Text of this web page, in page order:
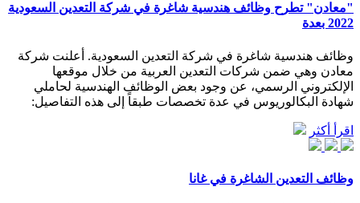
"معادن" تطرح وظائف هندسية شاغرة في شركة التعدين السعودية
2022 بعدة
وظائف هندسية شاغرة في شركة التعدين السعودية. أعلنت شركة
معادن وهي ضمن شركات التعدين العربية من خلال موقعها
الإلكتروني الرسمي، عن وجود بعض الوظائف الهندسية لحاملي
شهادة البكالوريوس في عدة تخصصات طبقاً إلى هذه التفاصيل:
اقرأ أكثر
وظائف التعدين الشاغرة في غانا